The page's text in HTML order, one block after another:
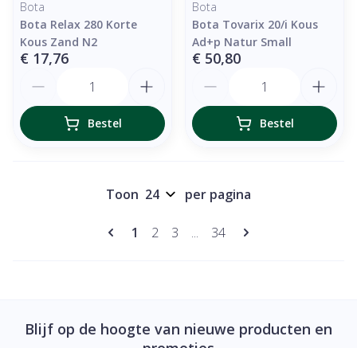
Bota
Bota Relax 280 Korte
Kous Zand N2
€ 17,76
Bestel
Bota
Bota Tovarix 20/i Kous
Ad+p Natur Small
€ 50,80
Bestel
Pagina's
U lees momenteel pagina
1 Pagina
2 Pagina
3 ... Pagina
34
Toon per pagina
Blijf op de hoogte van nieuwe producten en